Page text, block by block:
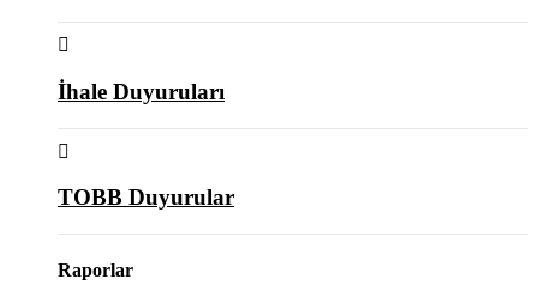
İhale Duyuruları
TOBB Duyurular
Raporlar